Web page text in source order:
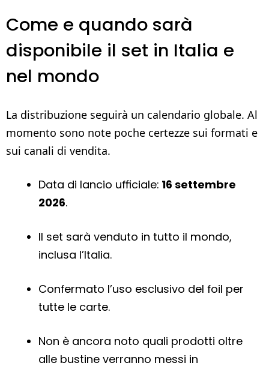
Come e quando sarà
disponibile il set in Italia e
nel mondo
La distribuzione seguirà un calendario globale. Al
momento sono note poche certezze sui formati e
sui canali di vendita.
Data di lancio ufficiale: 16 settembre
2026.
Il set sarà venduto in tutto il mondo,
inclusa l’Italia.
Confermato l’uso esclusivo del foil per
tutte le carte.
Non è ancora noto quali prodotti oltre
alle bustine verranno messi in